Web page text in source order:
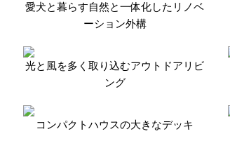
愛犬と暮らす自然と一体化したリノベ
ーション外構
光と風を多く取り込むアウトドアリビ
ング
コンパクトハウスの大きなデッキ